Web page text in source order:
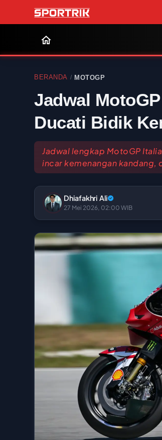
BERANDA / MOTOGP
Jadwal
Ducati Bidik
Jadwal lengkap MotoGP
incar kemenangan kandang,
Dhiafakhri Ali
27 Mei 2026, 02:00 WIB